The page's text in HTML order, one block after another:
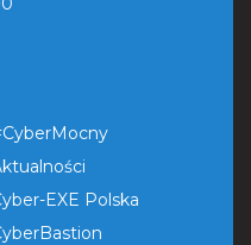
EXE Polska